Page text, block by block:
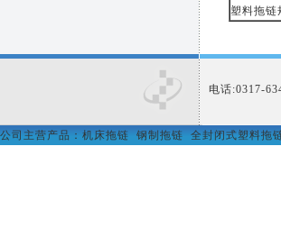
塑料拖链
电话:0317-
公司主营产品： 机床拖链 钢制拖链 全封闭式塑料拖